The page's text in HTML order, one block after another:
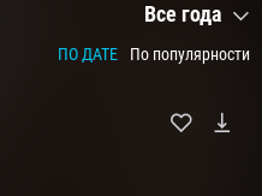
Все года
ПО ДАТЕ По популярности